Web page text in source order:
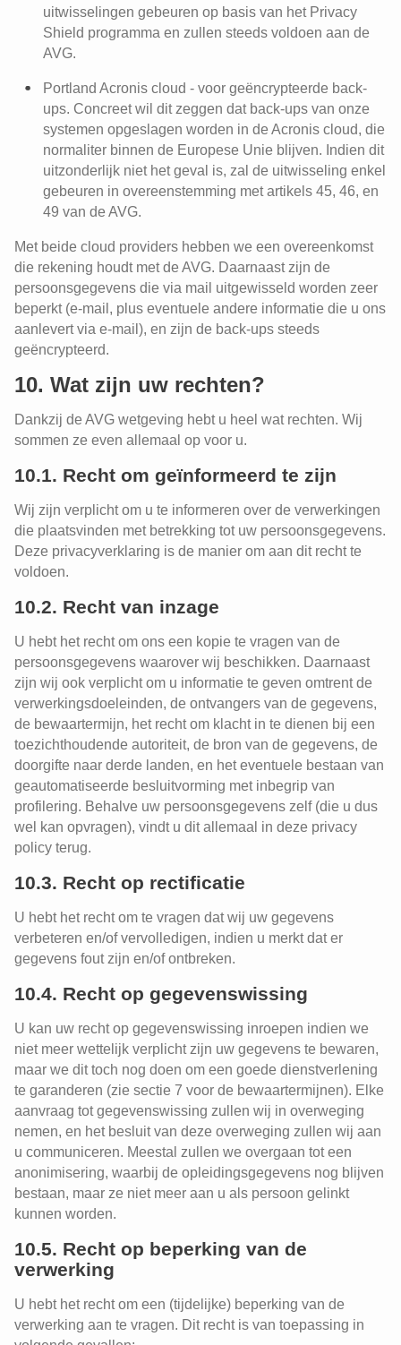
uitwisselingen gebeuren op basis van het Privacy
Shield programma en zullen steeds voldoen aan de
AVG.
Portland Acronis cloud - voor geëncrypteerde back-
ups. Concreet wil dit zeggen dat back-ups van onze
systemen opgeslagen worden in de Acronis cloud, die
normaliter binnen de Europese Unie blijven. Indien dit
uitzonderlijk niet het geval is, zal de uitwisseling enkel
gebeuren in overeenstemming met artikels 45, 46, en
49 van de AVG.
Met beide cloud providers hebben we een overeenkomst
die rekening houdt met de AVG. Daarnaast zijn de
persoonsgegevens die via mail uitgewisseld worden zeer
beperkt (e-mail, plus eventuele andere informatie die u ons
aanlevert via e-mail), en zijn de back-ups steeds
geëncrypteerd.
10. Wat zijn uw rechten?
Dankzij de AVG wetgeving hebt u heel wat rechten. Wij
sommen ze even allemaal op voor u.
10.1. Recht om geïnformeerd te zijn
Wij zijn verplicht om u te informeren over de verwerkingen
die plaatsvinden met betrekking tot uw persoonsgegevens.
Deze privacyverklaring is de manier om aan dit recht te
voldoen.
10.2. Recht van inzage
U hebt het recht om ons een kopie te vragen van de
persoonsgegevens waarover wij beschikken. Daarnaast
zijn wij ook verplicht om u informatie te geven omtrent de
verwerkingsdoeleinden, de ontvangers van de gegevens,
de bewaartermijn, het recht om klacht in te dienen bij een
toezichthoudende autoriteit, de bron van de gegevens, de
doorgifte naar derde landen, en het eventuele bestaan van
geautomatiseerde besluitvorming met inbegrip van
profilering. Behalve uw persoonsgegevens zelf (die u dus
wel kan opvragen), vindt u dit allemaal in deze privacy
policy terug.
10.3. Recht op rectificatie
U hebt het recht om te vragen dat wij uw gegevens
verbeteren en/of vervolledigen, indien u merkt dat er
gegevens fout zijn en/of ontbreken.
10.4. Recht op gegevenswissing
U kan uw recht op gegevenswissing inroepen indien we
niet meer wettelijk verplicht zijn uw gegevens te bewaren,
maar we dit toch nog doen om een goede dienstverlening
te garanderen (zie sectie 7 voor de bewaartermijnen). Elke
aanvraag tot gegevenswissing zullen wij in overweging
nemen, en het besluit van deze overweging zullen wij aan
u communiceren. Meestal zullen we overgaan tot een
anonimisering, waarbij de opleidingsgegevens nog blijven
bestaan, maar ze niet meer aan u als persoon gelinkt
kunnen worden.
10.5. Recht op beperking van de
verwerking
U hebt het recht om een (tijdelijke) beperking van de
verwerking aan te vragen. Dit recht is van toepassing in